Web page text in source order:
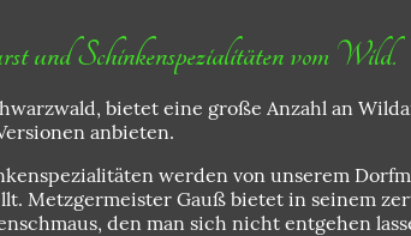
Schinkenspezialitäten vom Wild.
bietet eine große Anzahl an
anbieten.
werden von unserem
Metzgermeister Gauß bietet in seinem
den man sich nicht entgehen